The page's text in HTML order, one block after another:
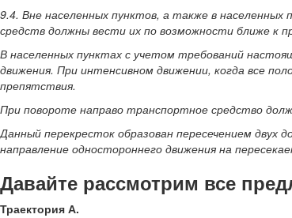
9.4. Вне населенных пунктов, а также в
средств должны вести их по возможности ближе к
В населенных пунктах с учетом требований
движения. При интенсивном движении, когда все
препятствия.
При повороте направо транспортное средство
Данный перекресток образован пересечением двух
направление одностороннего движения на
Давайте рассмотрим все
Траектория А.